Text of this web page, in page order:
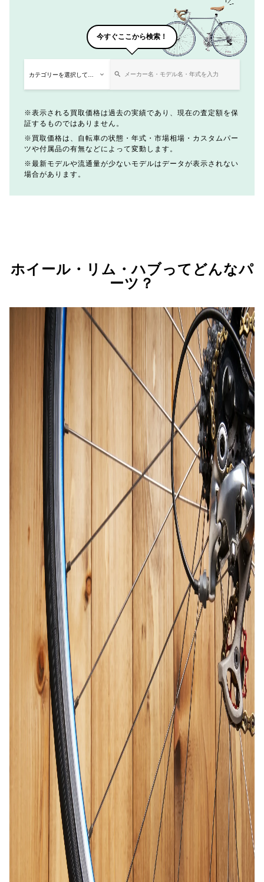
今すぐここから検索！
表示される買取価格は過去の実績であり、現在の査定額を保
証するものではありません。
買取価格は、自転車の状態・年式・市場相場・カスタムパー
ツや付属品の有無などによって変動します。
最新モデルや流通量が少ないモデルはデータが表示されない
場合があります。
ホイール・リム・ハブってどんなパ
ーツ？